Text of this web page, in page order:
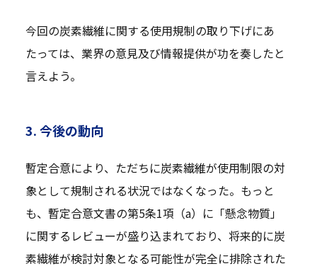
今回の炭素繊維に関する使用規制の取り下げにあ
たっては、業界の意見及び情報提供が功を奏したと
言えよう。
3. 今後の動向
暫定合意により、ただちに炭素繊維が使用制限の対
象として規制される状況ではなくなった。もっと
も、暫定合意文書の第5条1項（a）に「懸念物質」
に関するレビューが盛り込まれており、将来的に炭
素繊維が検討対象となる可能性が完全に排除された